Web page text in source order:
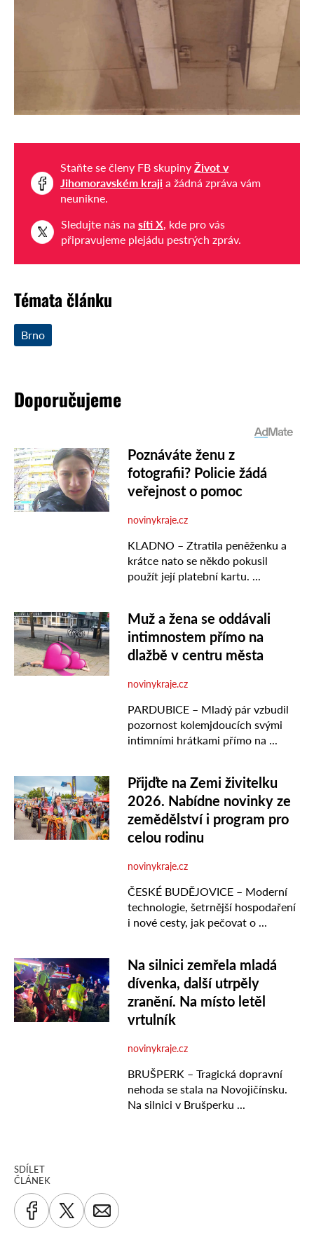
SDÍLET
ČLÁNEK
Staňte se členy FB skupiny Život v
Jihomoravském kraji a žádná zpráva vám
neunikne.
Sledujte nás na síti X, kde pro vás
připravujeme plejádu pestrých zpráv.
Témata článku
Brno
Doporučujeme